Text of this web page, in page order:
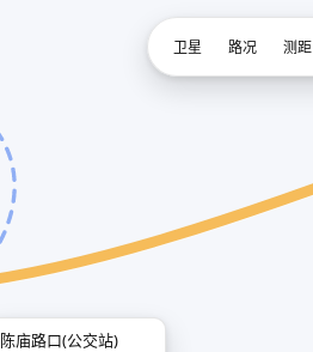
陈庙路口(公交站)
卫星 路况 测距